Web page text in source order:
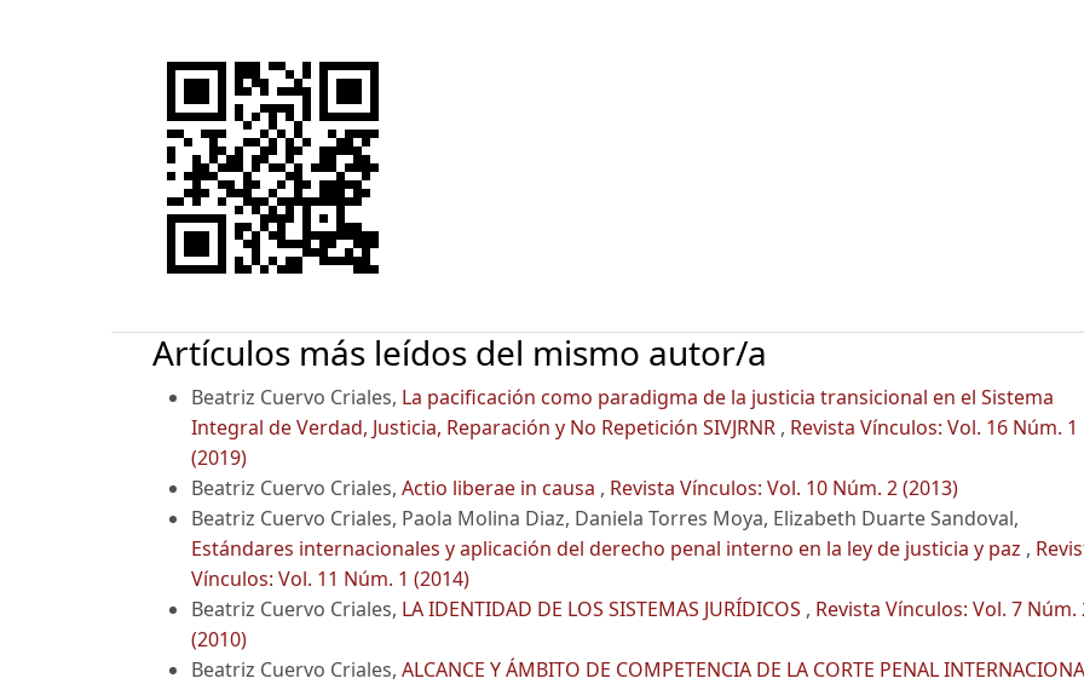
Artículos más leídos del mismo autor/a
Beatriz Cuervo Criales, La pacificación como paradigma de la justicia transicional en el Sistema
Integral de Verdad, Justicia, Reparación y No Repetición SIVJRNR , Revista Vínculos: Vol. 16 Núm. 1
(2019)
Beatriz Cuervo Criales, Actio liberae in causa , Revista Vínculos: Vol. 10 Núm. 2 (2013)
Beatriz Cuervo Criales, Paola Molina Diaz, Daniela Torres Moya, Elizabeth Duarte Sandoval,
Estándares internacionales y aplicación del derecho penal interno en la ley de justicia y paz ,
Vínculos: Vol. 11 Núm. 1 (2014)
Beatriz Cuervo Criales, LA IDENTIDAD DE LOS SISTEMAS JURÍDICOS , Revista Vínculos: Vol. 7 Núm.
(2010)
Beatriz Cuervo Criales, ALCANCE Y ÁMBITO DE COMPETENCIA DE LA CORTE PENAL